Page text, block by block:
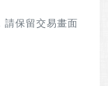
保留交易畫面